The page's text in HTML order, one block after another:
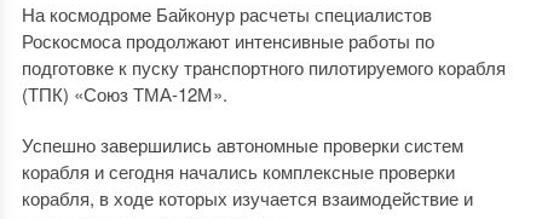
На космодроме Байконур расчеты специалистов
Роскосмоса продолжают интенсивные работы по
подготовке к пуску транспортного пилотируемого корабля
(ТПК) «Союз ТМА-12М».
Успешно завершились автономные проверки систем
корабля и сегодня начались комплексные проверки
корабля, в ходе которых изучается взаимодействие и